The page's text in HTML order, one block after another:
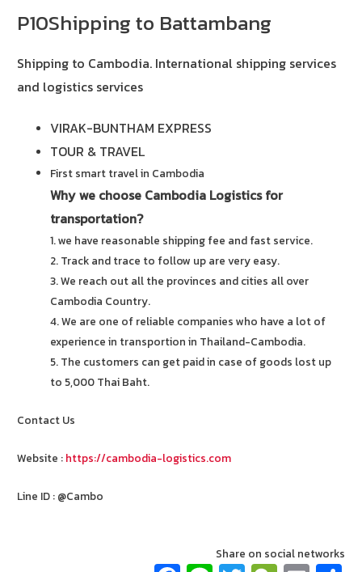
P10Shipping to Battambang
Shipping to Cambodia. International shipping services
and logistics services
VIRAK-BUNTHAM EXPRESS
TOUR & TRAVEL
First smart travel in Cambodia
Why we choose Cambodia Logistics for
transportation?
1. we have reasonable shipping fee and fast service.
2. Track and trace to follow up are very easy.
3. We reach out all the provinces and cities all over
Cambodia Country.
4. We are one of reliable companies who have a lot of
experience in transportion in Thailand-Cambodia.
5. The customers can get paid in case of goods lost up
to 5,000 Thai Baht.
Contact Us
Website : https://cambodia-logistics.com
Line ID : @Cambo
Share on social networks